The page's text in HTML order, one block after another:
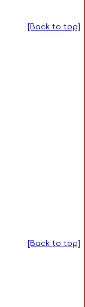
[Back to top]
[Back to top]